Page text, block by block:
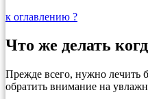
к оглавлению ?
Что же делать
Прежде всего, нужно лечить
обратить внимание на